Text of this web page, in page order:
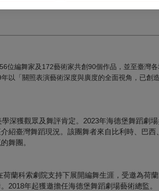
位編舞家及172藝術家共創90個作品，並至臺灣
以「關照表演藝術深度與廣度的全面視角，已創
深獲觀眾及舞評肯定。2023年海德堡舞蹈劇
紹臺灣舞蹈現況。該團舞者來自比利時、巴西
舞團。
蘭科索劇院支持下展開編舞生涯，受邀為荷
2018年起獲邀擔任海德堡舞蹈劇場藝術總監。